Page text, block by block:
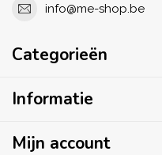
info@me-shop.be
Categorieën
Informatie
Mijn account